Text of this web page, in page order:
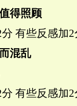
得照顾
有些反感加2
混乱
有些反感加2